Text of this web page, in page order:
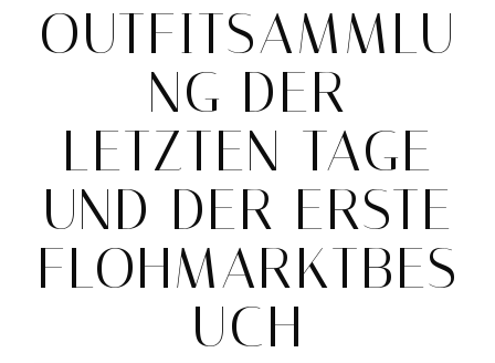
OUTFITSAMMLU
NG DER
LETZTEN TAGE
UND DER ERSTE
FLOHMARKTBES
UCH